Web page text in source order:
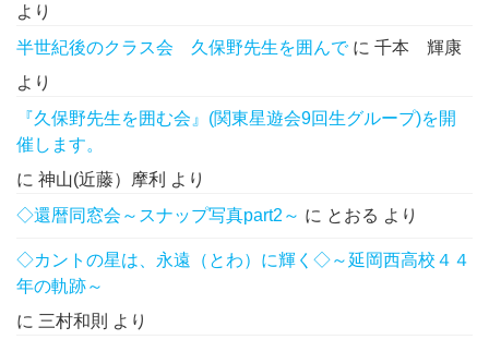
より
半世紀後のクラス会 久保野先生を囲んでに 千本 輝康
より
『久保野先生を囲む会』(関東星遊会9回生グループ)を開
催します。
に 神山(近藤）摩利 より
◇還暦同窓会～スナップ写真part2～ に とおる より
◇カントの星は、永遠（とわ）に輝く◇～延岡西高校４４
年の軌跡～
に 三村和則 より